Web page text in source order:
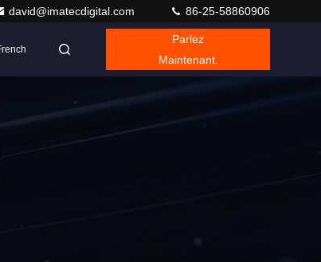
david@imatecdigital.com 86-25-58860906
Parlez
Maintenant.